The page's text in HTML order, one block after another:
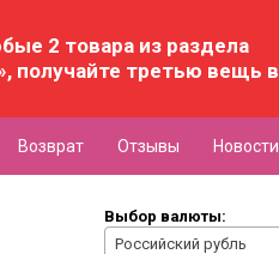
2 товара из раздела
получайте третью вещь в
Возврат Отзывы Новости
Выбор валюты:
Российский рубль